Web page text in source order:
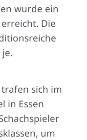
wurde ein
erreicht. Die
sich im
in Essen
um